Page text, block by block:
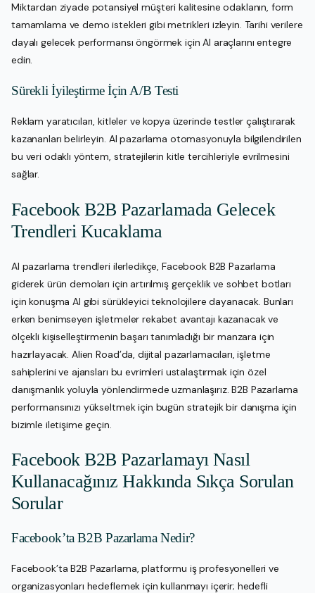
Miktardan ziyade potansiyel müşteri kalitesine odaklanın, form
tamamlama ve demo istekleri gibi metrikleri izleyin. Tarihi verilere
dayalı gelecek performansı öngörmek için AI araçlarını entegre
edin.
Sürekli İyileştirme İçin A/B Testi
Reklam yaratıcıları, kitleler ve kopya üzerinde testler çalıştırarak
kazananları belirleyin. AI pazarlama otomasyonuyla bilgilendirilen
bu veri odaklı yöntem, stratejilerin kitle tercihleriyle evrilmesini
sağlar.
Facebook B2B Pazarlamada Gelecek
Trendleri Kucaklama
AI pazarlama trendleri ilerledikçe, Facebook B2B Pazarlama
giderek ürün demoları için artırılmış gerçeklik ve sohbet botları
için konuşma AI gibi sürükleyici teknolojilere dayanacak. Bunları
erken benimseyen işletmeler rekabet avantajı kazanacak ve
ölçekli kişiselleştirmenin başarı tanımladığı bir manzara için
hazırlayacak. Alien Road’da, dijital pazarlamacıları, işletme
sahiplerini ve ajansları bu evrimleri ustalaştırmak için özel
danışmanlık yoluyla yönlendirmede uzmanlaşırız. B2B Pazarlama
performansınızı yükseltmek için bugün stratejik bir danışma için
bizimle iletişime geçin.
Facebook B2B Pazarlamayı Nasıl
Kullanacağınız Hakkında Sıkça Sorulan
Sorular
Facebook’ta B2B Pazarlama Nedir?
Facebook’ta B2B Pazarlama, platformu iş profesyonelleri ve
organizasyonları hedeflemek için kullanmayı içerir; hedefli